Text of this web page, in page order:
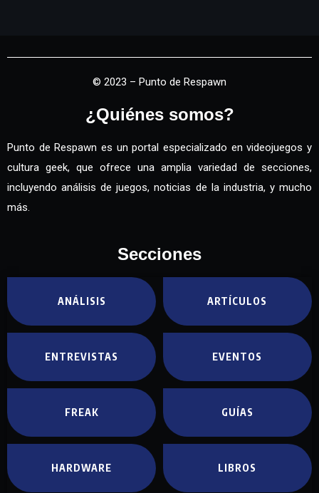
© 2023 – Punto de Respawn
¿Quiénes somos?
Punto de Respawn es un portal especializado en videojuegos y
cultura geek, que ofrece una amplia variedad de secciones,
incluyendo análisis de juegos, noticias de la industria, y mucho
más.
Secciones
ANÁLISIS ARTÍCULOS
ENTREVISTAS EVENTOS
FREAK GUÍAS
HARDWARE LIBROS